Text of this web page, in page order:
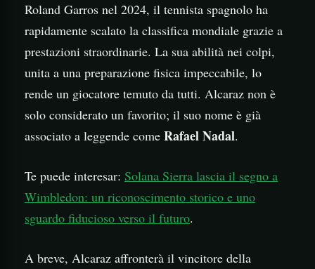
Roland Garros nel 2024, il tennista spagnolo ha
rapidamente scalato la classifica mondiale grazie a
prestazioni straordinarie. La sua abilità nei colpi,
unita a una preparazione fisica impeccabile, lo
rende un giocatore temuto da tutti. Alcaraz non è
solo considerato un favorito; il suo nome è già
associato a leggende come Rafael Nadal.
Te puede interesar: Solana Sierra lascia il segno a
Wimbledon: un riconoscimento storico e uno
sguardo fiducioso verso il futuro.
A breve, Alcaraz affronterà il vincitore della